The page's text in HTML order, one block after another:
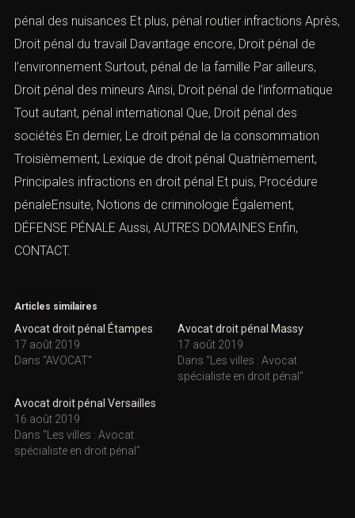
pénal des nuisances Et plus, pénal routier infractions Après,
Droit pénal du travail Davantage encore, Droit pénal de
l’environnement Surtout, pénal de la famille Par ailleurs,
Droit pénal des mineurs Ainsi, Droit pénal de l’informatique
Tout autant, pénal international Que, Droit pénal des
sociétés En dernier, Le droit pénal de la consommation
Troisièmement, Lexique de droit pénal Quatrièmement,
Principales infractions en droit pénal Et puis, Procédure
pénaleEnsuite, Notions de criminologie Également,
DÉFENSE PÉNALE Aussi, AUTRES DOMAINES Enfin,
CONTACT.
Articles similaires
Avocat droit pénal Étampes
17 août 2019
Dans "AVOCAT"
Avocat droit pénal Massy
17 août 2019
Dans "Les villes : Avocat
spécialiste en droit pénal"
Avocat droit pénal Versailles
16 août 2019
Dans "Les villes : Avocat
spécialiste en droit pénal"